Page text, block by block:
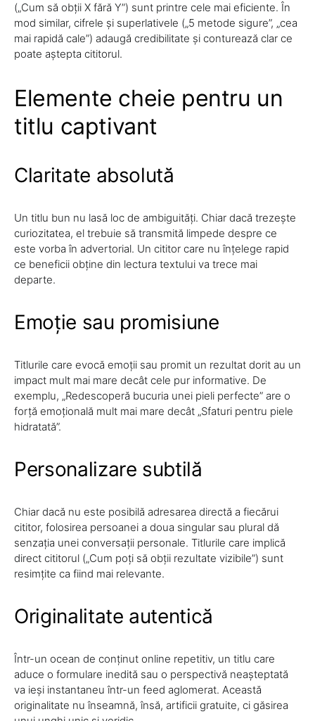
(„Cum să obții X fără Y”) sunt printre cele mai eficiente. În
mod similar, cifrele și superlativele („5 metode sigure”, „cea
mai rapidă cale”) adaugă credibilitate și conturează clar ce
poate aștepta cititorul.
Elemente cheie pentru un
titlu captivant
Claritate absolută
Un titlu bun nu lasă loc de ambiguități. Chiar dacă trezește
curiozitatea, el trebuie să transmită limpede despre ce
este vorba în advertorial. Un cititor care nu înțelege rapid
ce beneficii obține din lectura textului va trece mai
departe.
Emoție sau promisiune
Titlurile care evocă emoții sau promit un rezultat dorit au un
impact mult mai mare decât cele pur informative. De
exemplu, „Redescoperă bucuria unei pieli perfecte” are o
forță emoțională mult mai mare decât „Sfaturi pentru piele
hidratată”.
Personalizare subtilă
Chiar dacă nu este posibilă adresarea directă a fiecărui
cititor, folosirea persoanei a doua singular sau plural dă
senzația unei conversații personale. Titlurile care implică
direct cititorul („Cum poți să obții rezultate vizibile”) sunt
resimțite ca fiind mai relevante.
Originalitate autentică
Într-un ocean de conținut online repetitiv, un titlu care
aduce o formulare inedită sau o perspectivă neașteptată
va ieși instantaneu într-un feed aglomerat. Această
originalitate nu înseamnă, însă, artificii gratuite, ci găsirea